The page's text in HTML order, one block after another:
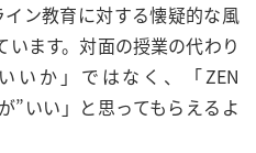
ン教育に対する懐疑的な風
ます。対面の授業の代わり
いか」ではなく、「ZEN
”いい」と思ってもらえるよ